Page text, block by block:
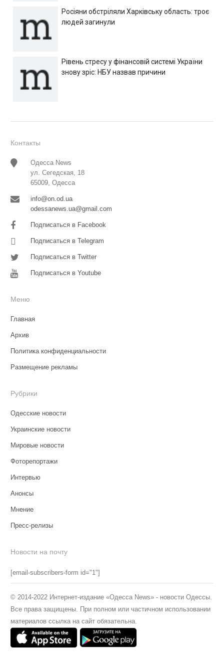
Росіяни обстріляли Харківську область: троє
людей загинули
Рівень стресу у фінансовій системі України
знову зріс: НБУ назвав причини
Контакты
Одесса News
ул. Сегедская, 18
65009, Одесса
info@on.od.ua
odessanews.ua@gmail.com
Подписаться в Facebook
Подписаться в Telegram
Подписаться в Twitter
Подписаться в Youtube
Меню
Главная
Архив
Политика конфиденциальности
Размещение рекламы
Рубрики
Одесские новости
Украинские новости
Мировые новости
Фоторепортажи
Интервью
Анонсы
Мнение
Пресс-релизы
Новости на почту
[email-subscribers-form id="1"]
© 2014-2022 Интернет-издание «Одесса News» - новости Одессы.
Все права защищены. При полном или частичном использовании
материалов ссылка на сайт обязательна.